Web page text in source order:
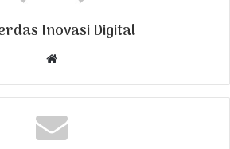
Inovasi Digital
b
s
i